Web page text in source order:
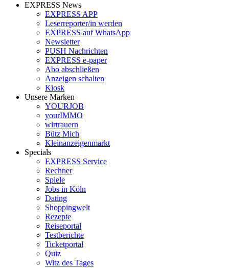
EXPRESS News
EXPRESS APP
Leserreporter/in werden
EXPRESS auf WhatsApp
Newsletter
PUSH Nachrichten
EXPRESS e-paper
Abo abschließen
Anzeigen schalten
Kiosk
Unsere Marken
YOURJOB
yourIMMO
wirtrauern
Bütz Mich
Kleinanzeigenmarkt
Specials
EXPRESS Service
Rechner
Spiele
Jobs in Köln
Dating
Shoppingwelt
Rezepte
Reiseportal
Testberichte
Ticketportal
Quiz
Witz des Tages